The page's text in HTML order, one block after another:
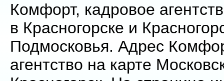
Комфорт, кадровое
в Красногорске и
Подмосковья. Адрес
агентство на карте